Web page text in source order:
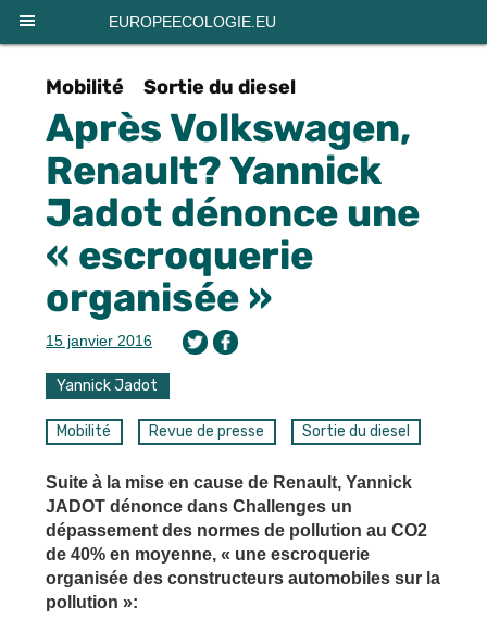
EUROPEECOLOGIE.EU
Mobilité Sortie du diesel
Après Volkswagen,
Renault? Yannick
Jadot dénonce une
« escroquerie
organisée »
15 janvier 2016
Yannick Jadot
Mobilité Revue de presse Sortie du diesel
Suite à la mise en cause de Renault, Yannick
JADOT dénonce dans Challenges un
dépassement des normes de pollution au CO2
de 40% en moyenne, « une escroquerie
organisée des constructeurs automobiles sur la
pollution »: